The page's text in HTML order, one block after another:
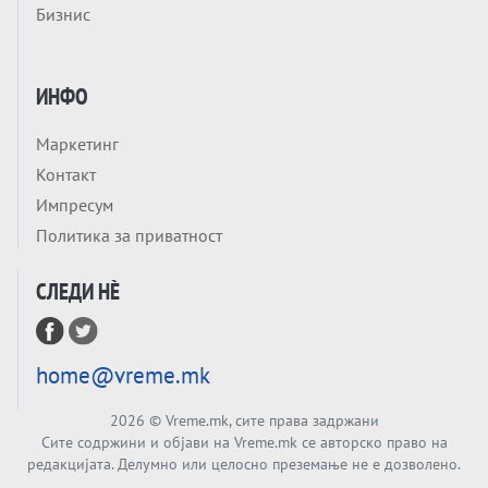
европската уметност за уредување на
голем потрес?
Кинеска ракета испукана во Пацификот.
Што значи тоа за СТРАТЕШКИОТ ЈАЗИК
ВО СВЕТОТ?
Tема
Бизнис
ИНФО
Маркетинг
Контакт
Импресум
Политика за приватност
СЛЕДИ НÈ
home@vreme.mk
2026 © Vreme.mk, сите права задржани
Сите содржини и објави на Vreme.mk се авторско право на
редакцијата. Делумно или целосно преземање не е дозволено.